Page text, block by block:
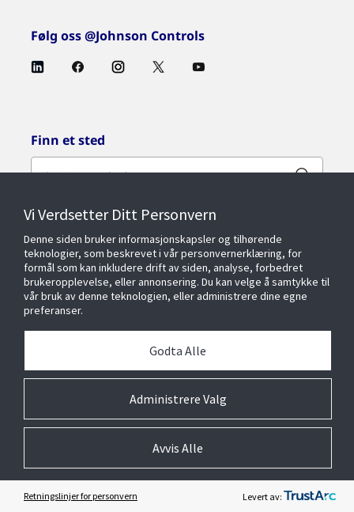
Følg oss @Johnson Controls
Finn et sted
Kontakt Oss
Produkter og Løsninger
Livssyklustjenester
Vi Verdsetter Ditt Personvern
Denne siden bruker informasjonskapsler og tilhørende
teknologier, som beskrevet i vår personvernerklæring, for
formål som kan inkludere drift av siden, analyse, forbedret
brukeropplevelse, eller annonsering. Du kan velge å samtykke til
vår bruk av denne teknologien, eller administrere dine egne
preferanser.
Administrere Valg
Godta Alle
Avvis Alle
Retningslinjer for personvern Levert av: